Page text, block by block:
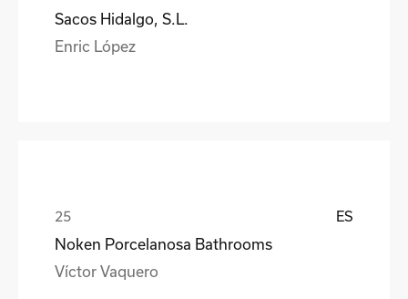
Sacos Hidalgo, S.L.
Enric López
ES
Noken Porcelanosa Bathrooms
Víctor Vaquero